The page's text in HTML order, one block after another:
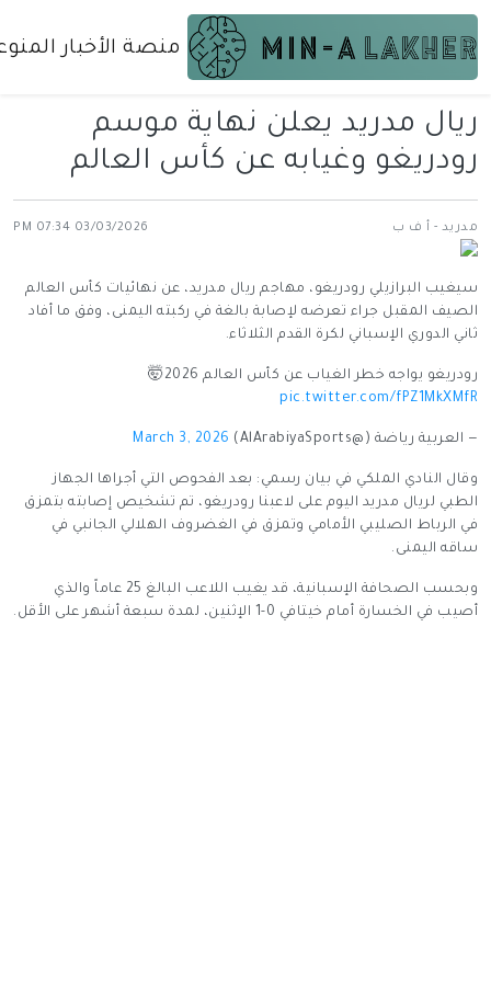
منصة الأخبار
ريال مدريد يعلن نهاية موسم
رودريغو وغيابه عن كأس العالم
مدريد - أ ف ب 03/03/2026 07:34 PM
سيغيب البرازيلي رودريغو، مهاجم ريال مدريد، عن نهائيات كأس العالم
الصيف المقبل جراء تعرضه لإصابة بالغة في ركبته اليمنى، وفق ما أفاد
ثاني الدوري الإسباني لكرة القدم الثلاثاء.
رودريغو يواجه خطر الغياب عن كأس العالم 2026🤯
pic.twitter.com/fPZ1MkXMfR
— العربية رياضة (@AlArabiyaSports) March 3, 2026
وقال النادي الملكي في بيان رسمي: بعد الفحوص التي أجراها الجهاز
الطبي لريال مدريد اليوم على لاعبنا رودريغو، تم تشخيص إصابته بتمزق
في الرباط الصليبي الأمامي وتمزق في الغضروف الهلالي الجانبي في
ساقه اليمنى.
وبحسب الصحافة الإسبانية، قد يغيب اللاعب البالغ 25 عاماً والذي
أصيب في الخسارة أمام خيتافي 0-1 الإثنين، لمدة سبعة أشهر على الأقل.